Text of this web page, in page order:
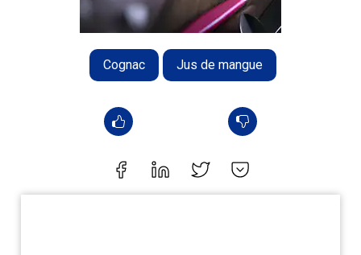
Cognac Jus de mangue